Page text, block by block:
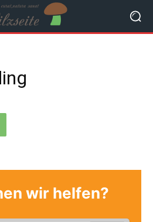
wir helfen?